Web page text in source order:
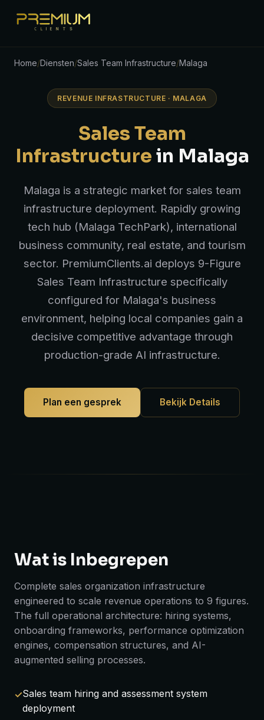
Home/Diensten/Sales Team Infrastructure/Malaga
REVENUE INFRASTRUCTURE · MALAGA
Sales Team
Infrastructure in Malaga
Malaga is a strategic market for sales team
infrastructure deployment. Rapidly growing
tech hub (Malaga TechPark), international
business community, real estate, and tourism
sector. PremiumClients.ai deploys 9-Figure
Sales Team Infrastructure specifically
configured for Malaga's business
environment, helping local companies gain a
decisive competitive advantage through
production-grade AI infrastructure.
Plan een gesprek Bekijk Details
Wat is Inbegrepen
Complete sales organization infrastructure
engineered to scale revenue operations to 9 figures.
The full operational architecture: hiring systems,
onboarding frameworks, performance optimization
engines, compensation structures, and AI-
augmented selling processes.
Sales team hiring and assessment system
deployment